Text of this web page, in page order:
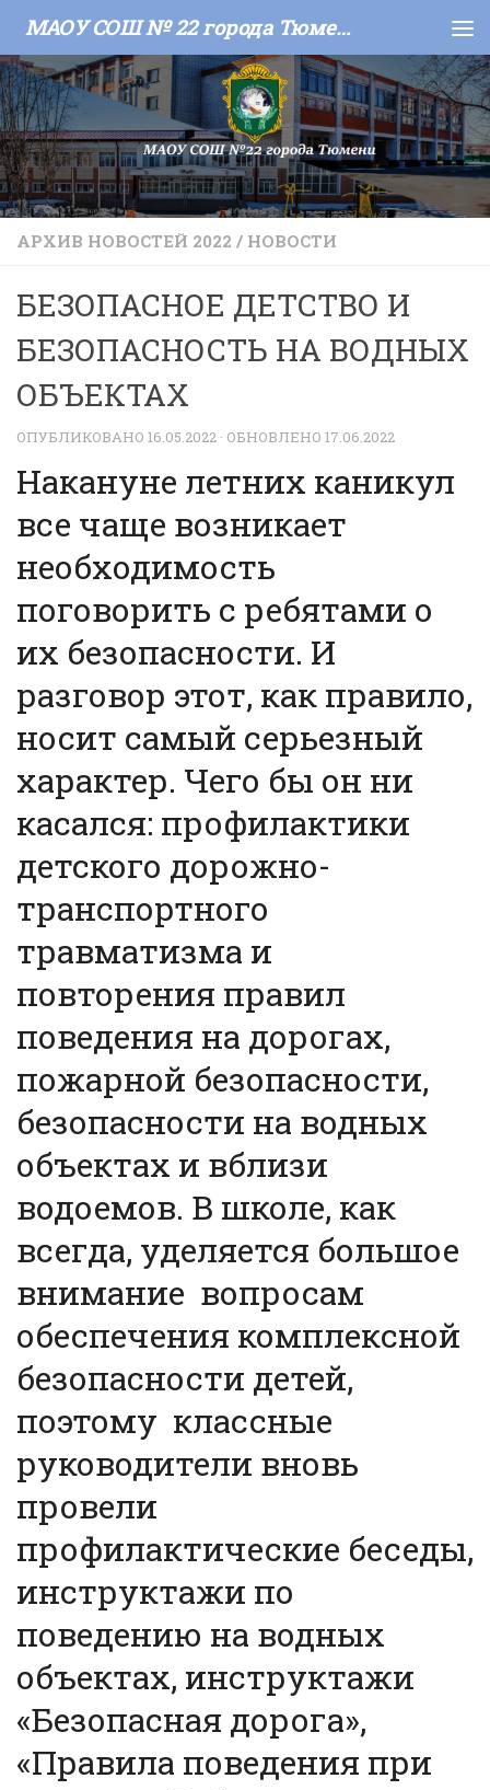
Skip to content МАОУ СОШ № 22 города Тюмени
АРХИВ НОВОСТЕЙ 2022 / НОВОСТИ
БЕЗОПАСНОЕ ДЕТСТВО И
БЕЗОПАСНОСТЬ НА ВОДНЫХ
ОБЪЕКТАХ
ОПУБЛИКОВАНО 16.05.2022 · ОБНОВЛЕНО 17.06.2022
Накануне летних каникул
все чаще возникает
необходимость
поговорить с ребятами о
их безопасности. И
разговор этот, как правило,
носит самый серьезный
характер. Чего бы он ни
касался: профилактики
детского дорожно-
транспортного
травматизма и
повторения правил
поведения на дорогах,
пожарной безопасности,
безопасности на водных
объектах и вблизи
водоемов. В школе, как
всегда, уделяется большое
внимание вопросам
обеспечения комплексной
безопасности детей,
поэтому классные
руководители вновь
провели
профилактические беседы,
инструктажи по
поведению на водных
объектах, инструктажи
«Безопасная дорога»,
«Правила поведения при